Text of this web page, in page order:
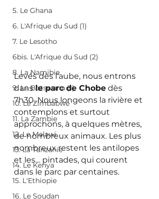
5. Le Ghana
6. L'Afrique du Sud (1)
7. Le Lesotho
6bis. L'Afrique du Sud (2)
8. La Namibie
9. Le Botswana (1)
10. Le Zimbabwe
11. La Zambie
12. Le Malawi
13. La Tanzanie
14. Le Kenya
15. L'Ethiopie
16. Le Soudan
Levés dès l’aube, nous entrons
dans le parc de Chobe dès
7h30. Nous longeons la rivière et
contemplons et surtout
approchons, à quelques mètres,
de nombreux animaux. Les plus
nombreux restent les antilopes
et les… pintades, qui courent
dans le parc par centaines.